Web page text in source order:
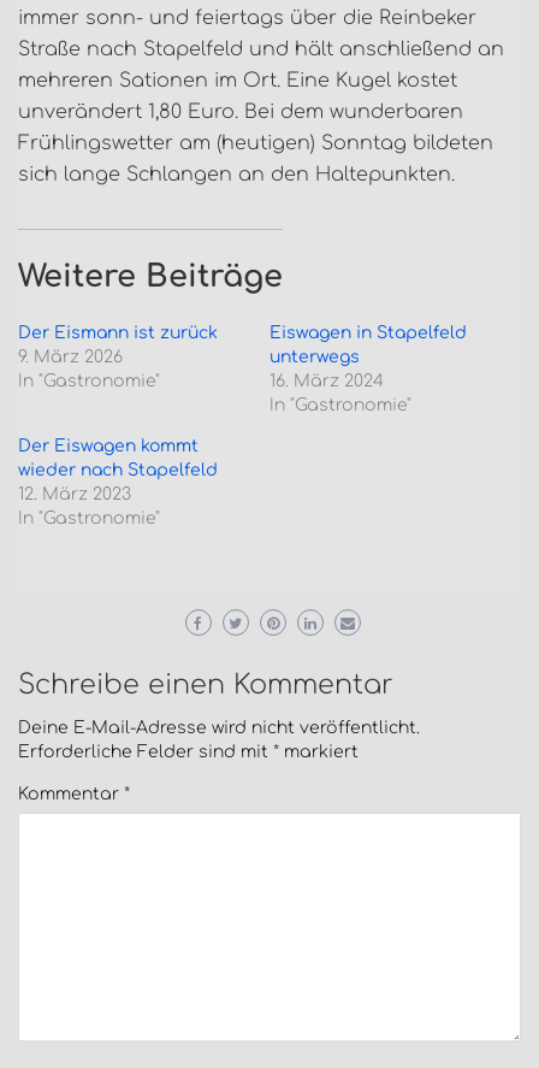
immer sonn- und feiertags über die Reinbeker
Straße nach Stapelfeld und hält anschließend an
mehreren Sationen im Ort. Eine Kugel kostet
unverändert 1,80 Euro. Bei dem wunderbaren
Frühlingswetter am (heutigen) Sonntag bildeten
sich lange Schlangen an den Haltepunkten.
Weitere Beiträge
Der Eismann ist zurück
9. März 2026
In "Gastronomie"
Eiswagen in Stapelfeld
unterwegs
16. März 2024
In "Gastronomie"
Der Eiswagen kommt
wieder nach Stapelfeld
12. März 2023
In "Gastronomie"
Schreibe einen Kommentar
Deine E-Mail-Adresse wird nicht veröffentlicht.
Erforderliche Felder sind mit * markiert
Kommentar *